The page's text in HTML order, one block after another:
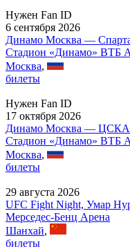
Нужен Fan ID
6 сентября 2026
Динамо Москва —
Стадион «Динамо» ВТБ
Москва,
билеты
Нужен Fan ID
17 октября 2026
Динамо Москва —
Стадион «Динамо» ВТБ
Москва,
билеты
29 августа 2026
UFC Fight Night, Умар
Мерседес-Бенц Арена
Шанхай,
билеты